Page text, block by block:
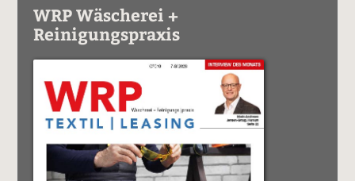
WRP Wäscherei +
Reinigungspraxis